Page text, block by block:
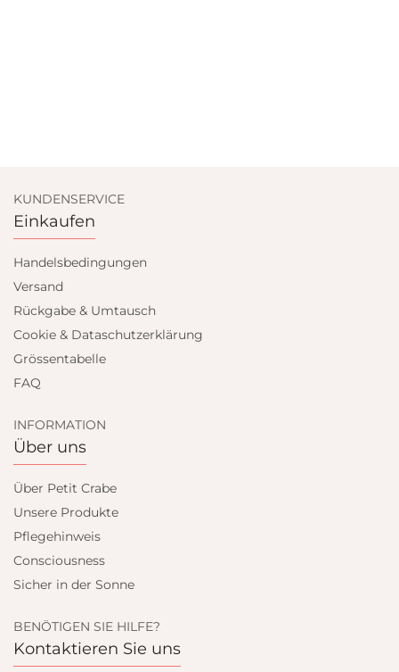
KUNDENSERVICE
Einkaufen
Handelsbedingungen
Versand
Rückgabe & Umtausch
Cookie & Dataschutzerklärung
Grössentabelle
FAQ
INFORMATION
Über uns
Über Petit Crabe
Unsere Produkte
Pflegehinweis
Consciousness
Sicher in der Sonne
BENÖTIGEN SIE HILFE?
Kontaktieren Sie uns